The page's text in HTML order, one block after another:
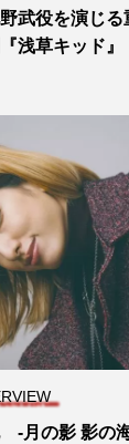
武役を演じ
草キッド』
-月の影 影の